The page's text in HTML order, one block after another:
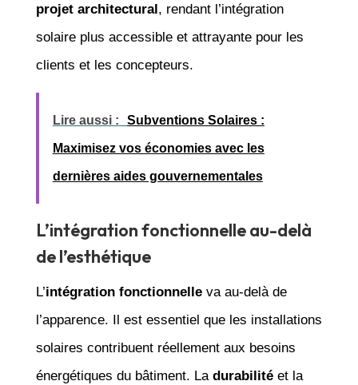
projet architectural, rendant l’intégration
solaire plus accessible et attrayante pour les
clients et les concepteurs.
Lire aussi : Subventions Solaires :
Maximisez vos économies avec les
dernières aides gouvernementales
L’intégration fonctionnelle au-delà
de l’esthétique
L’intégration fonctionnelleva au-delà de
l’apparence. Il est essentiel que les installations
solaires contribuent réellement aux besoins
énergétiques du bâtiment. La durabilitéet la